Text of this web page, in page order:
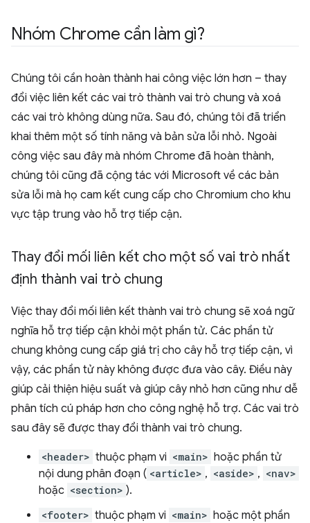
Nhóm Chrome cần làm gì?
Chúng tôi cần hoàn thành hai công việc lớn hơn – thay
đổi việc liên kết các vai trò thành vai trò chung và xoá
các vai trò không dùng nữa. Sau đó, chúng tôi đã triển
khai thêm một số tính năng và bản sửa lỗi nhỏ. Ngoài
công việc sau đây mà nhóm Chrome đã hoàn thành,
chúng tôi cũng đã cộng tác với Microsoft về các bản
sửa lỗi mà họ cam kết cung cấp cho Chromium cho khu
vực tập trung vào hỗ trợ tiếp cận.
Thay đổi mối liên kết cho một số vai trò nhất
định thành vai trò chung
Việc thay đổi mối liên kết thành vai trò chung sẽ xoá ngữ
nghĩa hỗ trợ tiếp cận khỏi một phần tử. Các phần tử
chung không cung cấp giá trị cho cây hỗ trợ tiếp cận, vì
vậy, các phần tử này không được đưa vào cây. Điều này
giúp cải thiện hiệu suất và giúp cây nhỏ hơn cũng như dễ
phân tích cú pháp hơn cho công nghệ hỗ trợ. Các vai trò
sau đây sẽ được thay đổi thành vai trò chung.
<header> thuộc phạm vi <main> hoặc phần tử
nội dung phân đoạn ( <article> , <aside> , <nav>
hoặc <section> ).
<footer> thuộc phạm vi <main> hoặc một phần